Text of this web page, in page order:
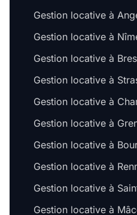
Gestion locative à
Gestion locative à
Gestion locative à
Gestion locative à
Gestion locative à
Gestion locative à
Gestion locative à
Gestion locative à
Gestion locative à
Gestion locative à